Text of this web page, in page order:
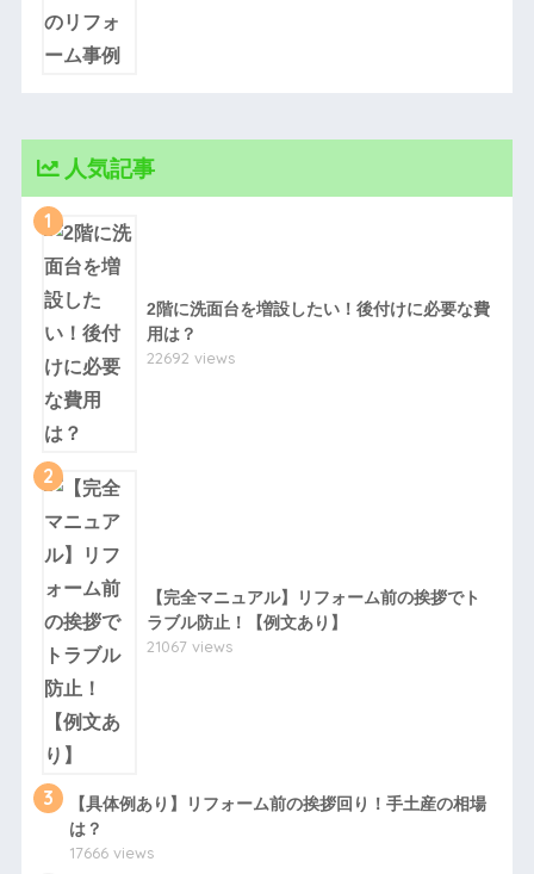
人気記事
1
2階に洗面台を増設したい！後付けに必要な費
用は？
22692 views
2
【完全マニュアル】リフォーム前の挨拶でト
ラブル防止！【例文あり】
21067 views
3
【具体例あり】リフォーム前の挨拶回り！手土産の相場
は？
17666 views